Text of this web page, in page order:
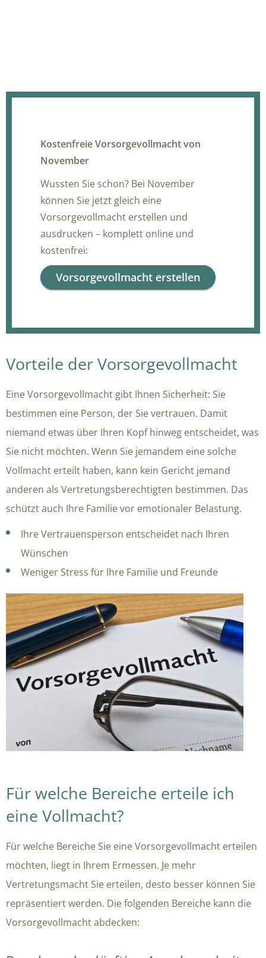
Kostenfreie Vorsorgevollmacht von
November
Wussten Sie schon? Bei November
können Sie jetzt gleich eine
Vorsorgevollmacht erstellen und
ausdrucken – komplett online und
kostenfrei:
Vorsorgevollmacht erstellen
Vorteile der Vorsorgevollmacht
Eine Vorsorgevollmacht gibt Ihnen Sicherheit: Sie
bestimmen eine Person, der Sie vertrauen. Damit
niemand etwas über Ihren Kopf hinweg entscheidet, was
Sie nicht möchten. Wenn Sie jemandem eine solche
Vollmacht erteilt haben, kann kein Gericht jemand
anderen als Vertretungsberechtigten bestimmen. Das
schützt auch Ihre Familie vor emotionaler Belastung.
Ihre Vertrauensperson entscheidet nach Ihren
Wünschen
Weniger Stress für Ihre Familie und Freunde
Für welche Bereiche erteile ich
eine Vollmacht?
Für welche Bereiche Sie eine Vorsorgevollmacht erteilen
möchten, liegt in Ihrem Ermessen. Je mehr
Vertretungsmacht Sie erteilen, desto besser können Sie
repräsentiert werden. Die folgenden Bereiche kann die
Vorsorgevollmacht abdecken: